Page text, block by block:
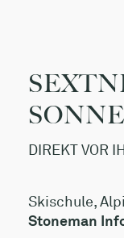
DIREKT VOR
Skischule,
Stoneman